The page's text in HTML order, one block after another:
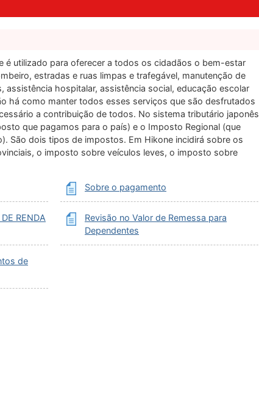
é utilizado para oferecer a todos os cidadãos o bem-estar
estradas e ruas limpas e trafegável, manutenção de
assistência hospitalar, assistência social, educação escolar
há como manter todos esses serviços que são desfrutados
a contribuição de todos. No sistema tributário japonês
que pagamos para o país) e o Imposto Regional (que
São dois tipos de impostos. Em Hikone incidirá sobre os
o imposto sobre veículos leves, o imposto sobre
Sobre o pagamento
RENDA
Revisão no Valor de Remessa para
Dependentes
de